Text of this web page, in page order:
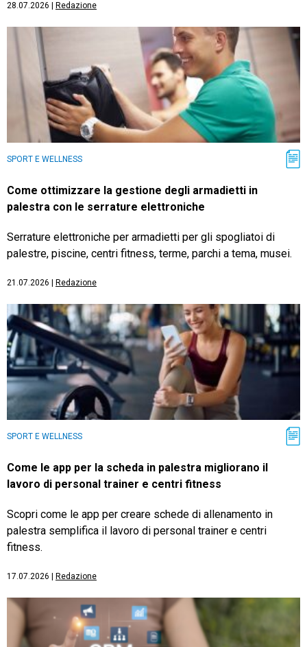
28.07.2026 Redazione
SPORT E WELLNESS
Come ottimizzare la gestione degli armadietti in
palestra con le serrature elettroniche
Serrature elettroniche per armadietti per gli spogliatoi di
palestre, piscine, centri fitness, terme, parchi a tema, musei.
21.07.2026 Redazione
SPORT E WELLNESS
Come le app per la scheda in palestra migliorano il
lavoro di personal trainer e centri fitness
Scopri come le app per creare schede di allenamento in
palestra semplifica il lavoro di personal trainer e centri
fitness.
17.07.2026 Redazione